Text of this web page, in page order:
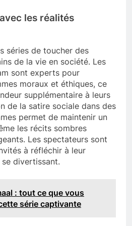
les réalités
séries de toucher des
de la vie en société. Les
sont experts pour
moraux et éthiques, ce
supplémentaire à leurs
de la satire sociale dans des
permet de maintenir un
les récits sombres
Les spectateurs sont
à réfléchir à leur
divertissant.
: tout ce que vous
série captivante